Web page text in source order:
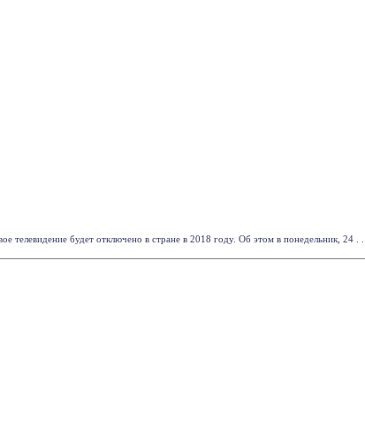
будет отключено в стране в 2018 году. Об этом в понедельник, 24 . . .